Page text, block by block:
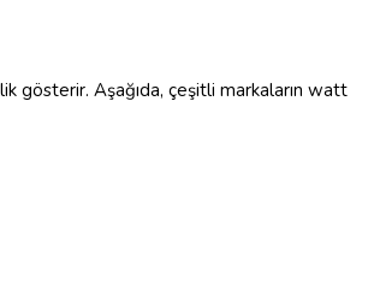
gösterir. Aşağıda, çeşitli markaların watt